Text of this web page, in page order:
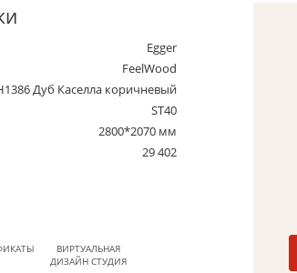
Egger
FeelWood
Дуб Каселла коричневый
ST40
2800*2070 мм
29 402
ВИРТУАЛЬНАЯ
ДИЗАЙН СТУДИЯ